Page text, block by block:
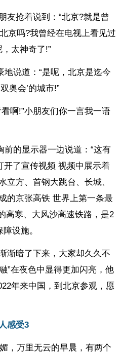
友抢着说到：“北京?就是曾
京吗?我曾经在电视上看见过
，太神奇了!”
地说道：“是呢，北京是迄今
奥会’的城市!”
啊!”小朋友们你一言我一语
前的显示器一边说道：“这有
开了宣传视频 视频中展示着
立方、首钢大跳台、长城、
的京张高铁 世界上第一条最
高寒、大风沙高速铁路，是2
设施。
渐暗了下来，大家却久久不
”在夜色中显得更加闪亮，他
年来中国，到北京参观，愿
感受3
，万里无云的早晨，有两个